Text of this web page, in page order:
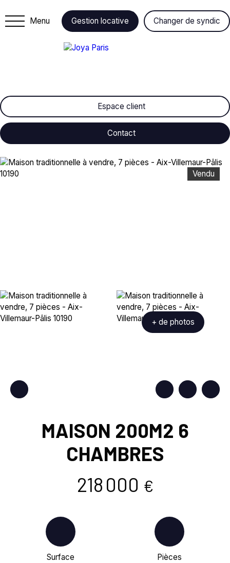
Menu Gestion locative Changer de syndic
Espace client
Contact
Vendu
+ de photos
MAISON 200M2 6
CHAMBRES
218 000 €
Surface
Pièces